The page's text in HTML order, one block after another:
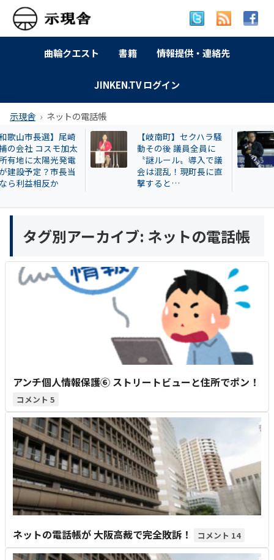
曲輪クエスト 書籍 情報提供・連絡先
JINKEN.TV ログイン
示現舎 ネットの電話帳
【岐南町】セクハラ騒
動その後 議員全員に
〝謎ルール〟導入で議
会は混乱！現町長に直
撃すると…
【和歌山自民】世
成氏が復党で 保守
の和歌山市長選に
響 ！世耕派・尾崎
タグ別アーカイブ: ネットの電話帳
アンチ個人情報保護⑥ ストリートビューと住所でポン！
5
ネットの電話帳が 大阪高裁で完全敗訴！ 14